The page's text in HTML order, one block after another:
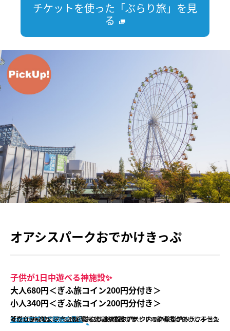
チケットを使った「ぶらり旅」を見
る
オアシスパークおでかけきっぷ
子供が1日中遊べる神施設✨
大人680円＜ぎふ旅コイン200円分付き＞
小人340円＜ぎふ旅コイン200円分付き＞
笠松川島線１日フリーきっぷに、オアシスパーク内の体験型アトラクション「トレジャーストーン発掘隊」の割引券とデザートの割引券が付いたオトクなきっぷです。オアシスパークは水族館やアスレチックなどがあり、子供たちが1日中遊べてママさんにも嬉しい施設です！
販売会社：岐阜乗合自動車
CentXアプリで詳細を見る